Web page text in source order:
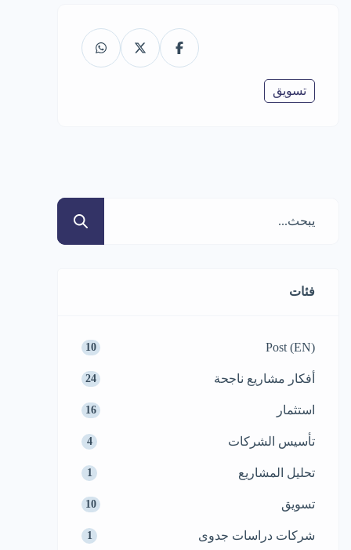
تسويق
فئات
Post (EN)
10
أفكار مشاريع ناجحة 24
استثمار 16
تأسيس الشركات 4
تحليل المشاريع 1
تسويق 10
شركات دراسات جدوى 1